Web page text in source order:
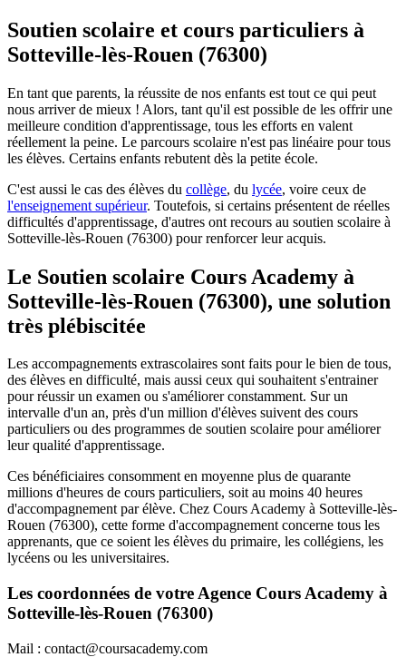
Soutien scolaire et cours particuliers à
Sotteville-lès-Rouen (76300)
En tant que parents, la réussite de nos enfants est tout ce qui peut
nous arriver de mieux ! Alors, tant qu'il est possible de les offrir une
meilleure condition d'apprentissage, tous les efforts en valent
réellement la peine. Le parcours scolaire n'est pas linéaire pour tous
les élèves. Certains enfants rebutent dès la petite école.
C'est aussi le cas des élèves du collège, du lycée, voire ceux de
l'enseignement supérieur. Toutefois, si certains présentent de réelles
difficultés d'apprentissage, d'autres ont recours au soutien scolaire à
Sotteville-lès-Rouen (76300) pour renforcer leur acquis.
Le Soutien scolaire Cours Academy à
Sotteville-lès-Rouen (76300), une solution
très plébiscitée
Les accompagnements extrascolaires sont faits pour le bien de tous,
des élèves en difficulté, mais aussi ceux qui souhaitent s'entrainer
pour réussir un examen ou s'améliorer constamment. Sur un
intervalle d'un an, près d'un million d'élèves suivent des cours
particuliers ou des programmes de soutien scolaire pour améliorer
leur qualité d'apprentissage.
Ces bénéficiaires consomment en moyenne plus de quarante
millions d'heures de cours particuliers, soit au moins 40 heures
d'accompagnement par élève. Chez Cours Academy à Sotteville-lès-
Rouen (76300), cette forme d'accompagnement concerne tous les
apprenants, que ce soient les élèves du primaire, les collégiens, les
lycéens ou les universitaires.
Les coordonnées de votre Agence Cours Academy à
Sotteville-lès-Rouen (76300)
Mail : contact@coursacademy.com